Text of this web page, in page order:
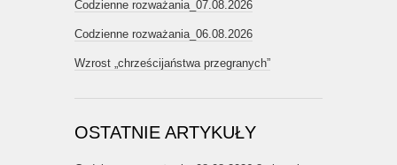
Codzienne rozważania_07.08.2026
Codzienne rozważania_06.08.2026
Wzrost „chrześcijaństwa przegranych”
OSTATNIE ARTYKUŁY